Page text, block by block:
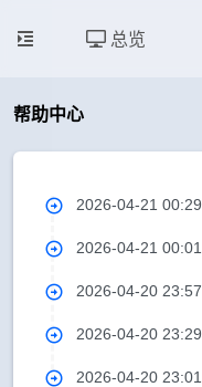
总览
帮助中心
2026-04-21 00:29
2026-04-21 00:01
2026-04-20 23:57
2026-04-20 23:29
2026-04-20 23:01